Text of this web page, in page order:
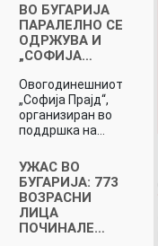
ВО БУГАРИЈА
ПАРАЛЕЛНО СЕ
ОДРЖУВА И
„СОФИЈА…
Овогодинешниот
„Софија Прајд“,
организиран во
поддршка на…
УЖАС ВО
БУГАРИЈА: 773
ВОЗРАСНИ
ЛИЦА
ПОЧИНАЛЕ…